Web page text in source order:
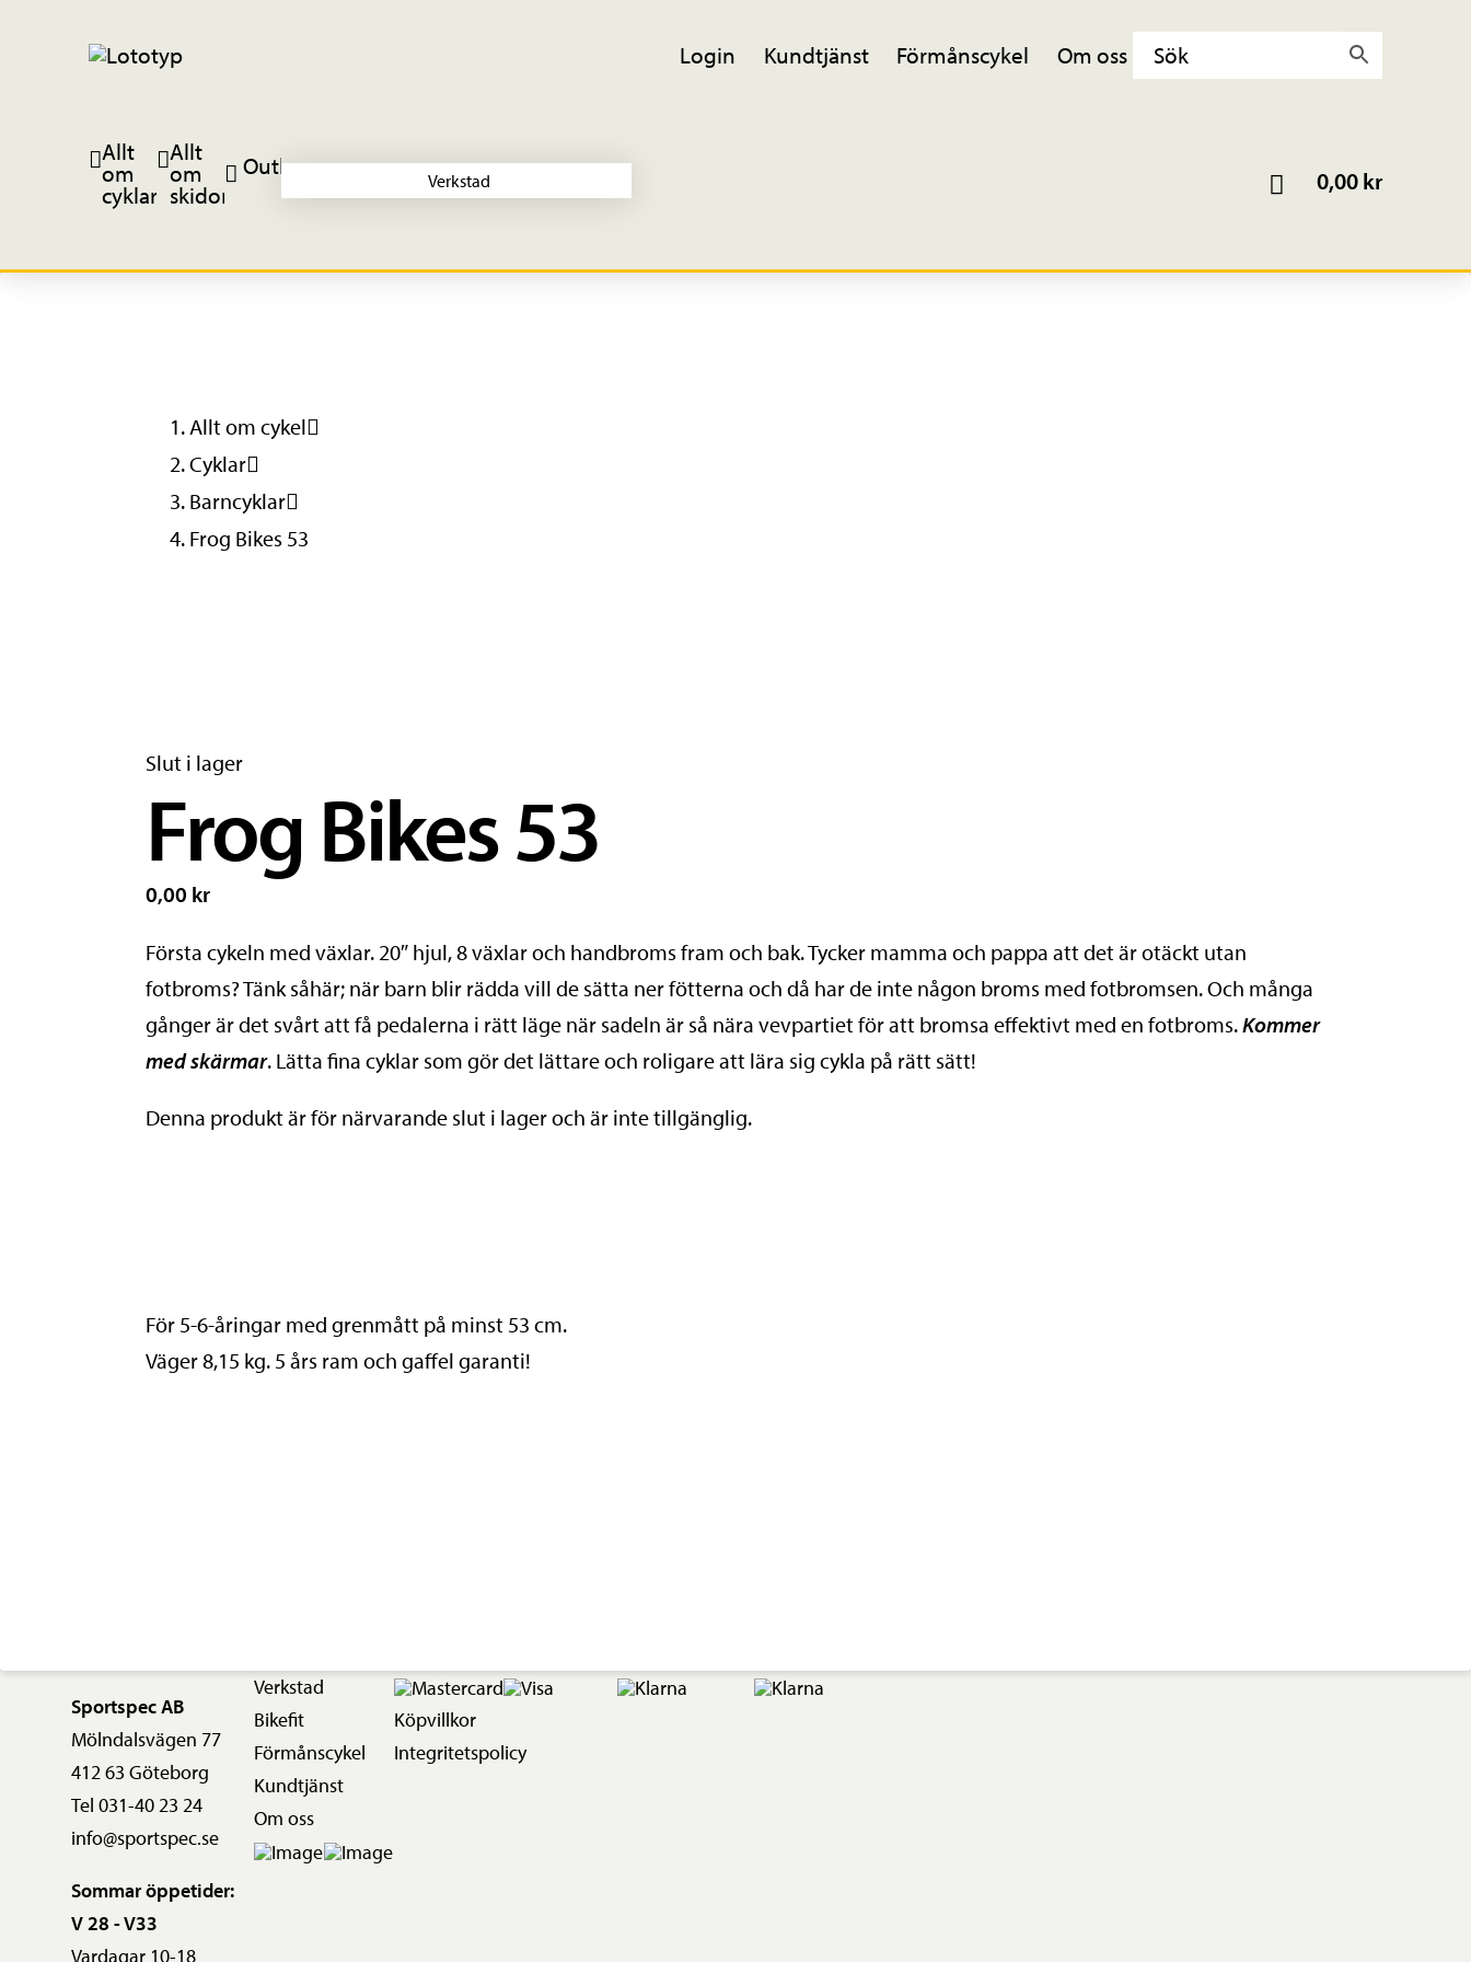
Login Kundtjänst Förmånscykel Om oss
Allt
om
cyklar
Allt
om
skidor
Outlet
Verkstad 0,00kr
Allt om cykel
Cyklar
Barncyklar
Frog Bikes 53
Slut i lager
Frog Bikes 53
0,00 kr
Första cykeln med växlar. 20″ hjul, 8 växlar och handbroms fram och bak. Tycker mamma och pappa att det är otäckt utan
fotbroms? Tänk såhär; när barn blir rädda vill de sätta ner fötterna och då har de inte någon broms med fotbromsen. Och många
gånger är det svårt att få pedalerna i rätt läge när sadeln är så nära vevpartiet för att bromsa effektivt med en fotbroms.Kommer
med skärmar. Lätta fina cyklar som gör det lättare och roligare att lära sig cykla på rätt sätt!
Denna produkt är för närvarande slut i lager och är inte tillgänglig.
För 5-6-åringar med grenmått på minst 53 cm.
Väger 8,15 kg. 5 års ram och gaffel garanti!
Sportspec AB
Mölndalsvägen 77
412 63 Göteborg
Tel 031-40 23 24
info@sportspec.se
Sommar öppetider:
V 28 - V33
Vardagar 10-18
Verkstad
Bikefit
Förmånscykel
Kundtjänst
Om oss
Köpvillkor
Integritetspolicy